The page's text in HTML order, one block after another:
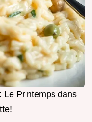
Le Printemps dans